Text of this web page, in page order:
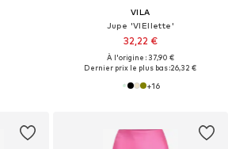
VILA
Jupe 'VIEllette'
32,22 €
À l'origine : 37,90 €
Dernier prix le plus bas :26,32 €
+16